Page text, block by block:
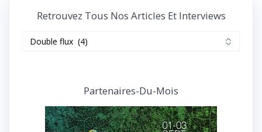
Retrouvez Tous Nos Articles Et Interviews
interviews
Partenaires-Du-Mois